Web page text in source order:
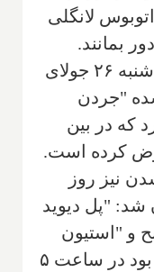
ایستگاه اتوبوس لانگلی
بمانند.
پلیس روز سه‌شنبه ۲۶ جولای
"جردن
نام دارد که در بین
کرده است.
نیز روز
شد: "پل دیوید
ساله در ساعت ۳ صبح و "استیون
فرنس" ۴۳ ساله که بیخانمان بود در ساعت ۵